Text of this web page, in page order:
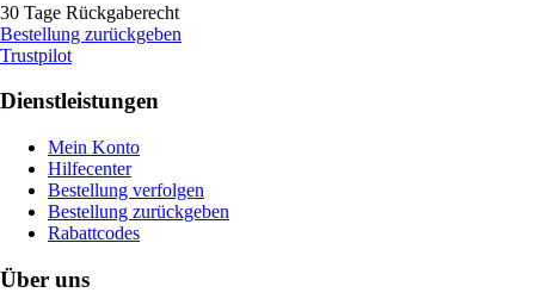
30 Tage Rückgaberecht
Bestellung zurückgeben
Trustpilot
Dienstleistungen
Mein Konto
Hilfecenter
Bestellung verfolgen
Bestellung zurückgeben
Rabattcodes
Über uns